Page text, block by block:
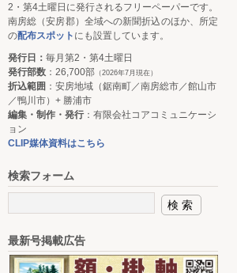
2・第4土曜日に発行されるフリーペーパーです。
南房総（安房郡）全域への新聞折込のほか、所定
の配布スポット にも設置しています。
発行日： 毎月第2・第4土曜日
発行部数 ：26,700部 （2026年7月現在）
折込範囲 ：安房地域（鋸南町／南房総市／館山市
／鴨川市）+ 勝浦市
編集・制作・発行：有限会社コアコミュニケーシ
ョン
CLIP媒体資料はこちら
検索フォーム
最新号掲載広告